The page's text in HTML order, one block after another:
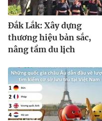
® Cấm sao chép dưới mọi
thuận bằng văn bản. Ghi rõ
thông tin từ website này.
Đắk Lắk: Xây dựng
thương hiệu bản sắc,
nâng tầm du lịch